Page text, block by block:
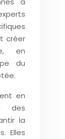
créer
en
du
en
des
la
Elles